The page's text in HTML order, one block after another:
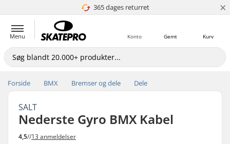
365 dages returret
4.8 ud af 5 ×
Menu Kurv
Gemt
Konto
Forside BMX Bremser og dele Dele
SALT
Nederste Gyro BMX Kabel
4,5//13 anmeldelser